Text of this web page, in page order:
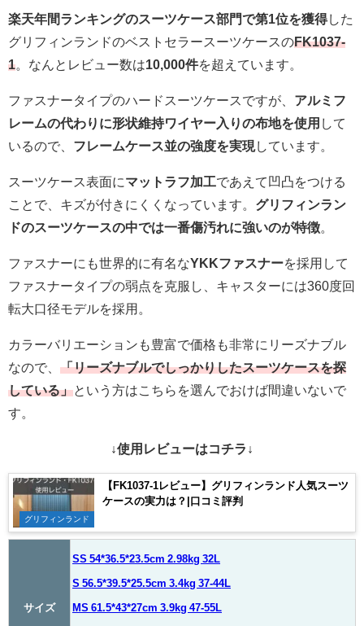
楽天年間ランキングのスーツケース部門で第1位を獲得した
グリフィンランドのベストセラースーツケースのFK1037-
1 。なんとレビュー数は10,000件を超えています。
ファスナータイプのハードスーツケースですが、 アルミフ
レームの代わりに形状維持ワイヤー入りの布地を使用 して
いるので、 フレームケース並の強度を実現 しています。
スーツケース表面にマットラフ加工であえて凹凸をつける
ことで、キズが付きにくくなっています。 グリフィンラン
ドのスーツケースの中では一番傷汚れに強いのが特徴
ファスナーにも世界的に有名なYKKファスナーを採用して
ファスナータイプの弱点を克服し、キャスターには360度回
転大口径モデルを採用。
カラーバリエーションも豊富で価格も非常にリーズナブル
なので、 「リーズナブルでしっかりしたスーツケースを探
している」という方はこちらを選んでおけば間違いないで
す。
↓使用レビューはコチラ↓
グリフィンランド
【FK1037-1レビュー】グリフィンランド人気スーツ
ケースの実力は？|口コミ評判
サイズ
SS 54*36.5*23.5cm 2.98kg 32L
S 56.5*39.5*25.5cm 3.4kg 37-44L
MS 61.5*43*27cm 3.9kg 47-55L